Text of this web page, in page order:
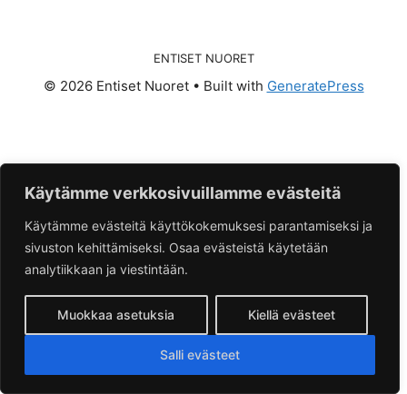
Käytämme verkkosivuillamme evästeitä
Käytämme evästeitä käyttökokemuksesi parantamiseksi ja
sivuston kehittämiseksi. Osaa evästeistä käytetään
analytiikkaan ja viestintään.
Muokkaa asetuksia Kiellä evästeet
Salli evästeet
ENTISET NUORET
© 2026 Entiset Nuoret• Built with GeneratePress